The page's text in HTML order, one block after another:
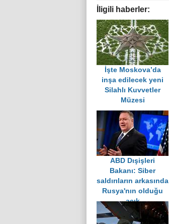
İligili haberler:
İşte Moskova’da
inşa edilecek yeni
Silahlı Kuvvetler
Müzesi
ABD Dışişleri
Bakanı: Siber
saldırıların arkasında
Rusya'nın olduğu
açık